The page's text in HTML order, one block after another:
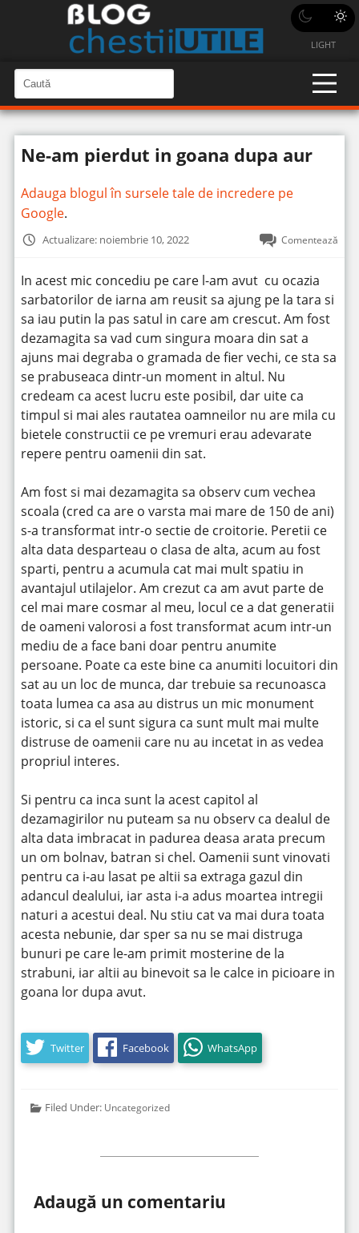
LIGHT
a
u
t
n
C
a
u
î
n
t
Ne-am pierdut in goana dupa aur
Adauga blogul în sursele tale de incredere pe
Google.
Actualizare: noiembrie 10, 2022 Comentează
In acest mic concediu pe care l-am avut cu ocazia
sarbatorilor de iarna am reusit sa ajung pe la tara si
sa iau putin la pas satul in care am crescut. Am fost
dezamagita sa vad cum singura moara din sat a
ajuns mai degraba o gramada de fier vechi, ce sta sa
se prabuseaca dintr-un moment in altul. Nu
credeam ca acest lucru este posibil, dar uite ca
timpul si mai ales rautatea oamneilor nu are mila cu
bietele constructii ce pe vremuri erau adevarate
repere pentru oamenii din sat.
Am fost si mai dezamagita sa observ cum vechea
scoala (cred ca are o varsta mai mare de 150 de ani)
s-a transformat intr-o sectie de croitorie. Peretii ce
alta data desparteau o clasa de alta, acum au fost
sparti, pentru a acumula cat mai mult spatiu in
avantajul utilajelor. Am crezut ca am avut parte de
cel mai mare cosmar al meu, locul ce a dat generatii
de oameni valorosi a fost transformat acum intr-un
mediu de a face bani doar pentru anumite
persoane. Poate ca este bine ca anumiti locuitori din
sat au un loc de munca, dar trebuie sa recunoasca
toata lumea ca asa au distrus un mic monument
istoric, si ca el sunt sigura ca sunt mult mai multe
distruse de oamenii care nu au incetat in as vedea
propriul interes.
Si pentru ca inca sunt la acest capitol al
dezamagirilor nu puteam sa nu observ ca dealul de
alta data imbracat in padurea deasa arata precum
un om bolnav, batran si chel. Oamenii sunt vinovati
pentru ca i-au lasat pe altii sa extraga gazul din
adancul dealului, iar asta i-a adus moartea intregii
naturi a acestui deal. Nu stiu cat va mai dura toata
acesta nebunie, dar sper sa nu se mai distruga
bunuri pe care le-am primit mosterine de la
strabuni, iar altii au binevoit sa le calce in picioare in
goana lor dupa avut.
Twitter Facebook WhatsApp
Filed Under: Uncategorized
Adaugă un comentariu